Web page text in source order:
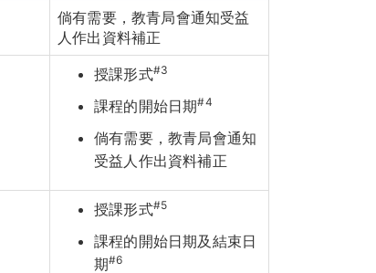
倘有需要，教青局會通知受益
人作出資料補正
授課形式#3
課程的開始日期#4
倘有需要，教青局會通知
受益人作出資料補正
授課形式#5
課程的開始日期及結束日
期#6